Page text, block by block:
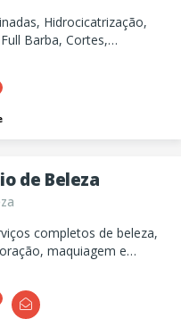
Hidrocicatrização,
Barba, Cortes,
sua beleza com técnica,
de Beleza
completos de beleza,
maquiagem e
ocasião.